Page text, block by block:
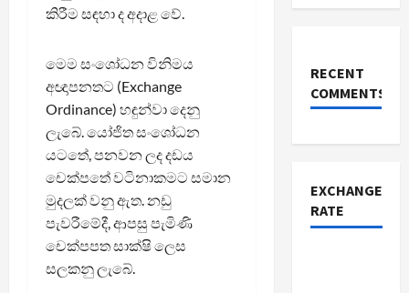
කිරීම සඳහා ද අදාළ වේ.
මෙම සංශෝධන විනිමය
අඥාපනතට (Exchange
Ordinance) හඳුන්වා දෙනු
ලැබේ. යෝජිත සංශෝධන
යටතේ, පනවන ලද දඩය
චෙක්පතේ වටිනාකමට සමාන
මුදලක් වනු ඇත. නඩු
පැවරීමේදී, ආපසු පැමිණි
චෙක්පපත සාක්ෂි ලෙස
සලකනු ලැබේ.
RECENT
COMMENTS
EXCHANGE
RATE